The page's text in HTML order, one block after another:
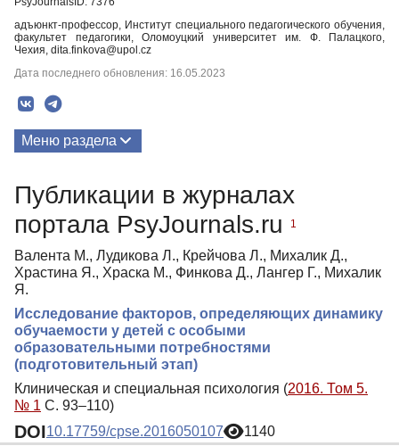
адъюнкт-профессор, Институт специального педагогического обучения,
факультет педагогики, Оломоуцкий университет им. Ф. Палацкого,
Чехия, dita.finkova@upol.cz
Дата последнего обновления: 16.05.2023
Меню раздела
Публикации в журналах
портала PsyJournals.ru
1
Валента М., Лудикова Л., Крейчова Л., Михалик Д.,
Храстина Я., Храска М., Финкова Д., Лангер Г., Михалик
Я.
Исследование факторов, определяющих динамику
обучаемости у детей с особыми
образовательными потребностями
(подготовительный этап)
Клиническая и специальная психология (2016. Том 5.
№ 1 С. 93–110)
DOI10.17759/cpse.2016050107 1140